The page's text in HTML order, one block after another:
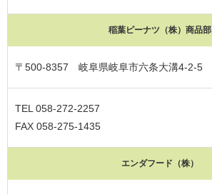
稲葉ピーナツ（株）商品部
〒500-8357 岐阜県岐阜市六条大溝4-2-5
TEL 058-272-2257
FAX 058-275-1435
エンダフード（株）